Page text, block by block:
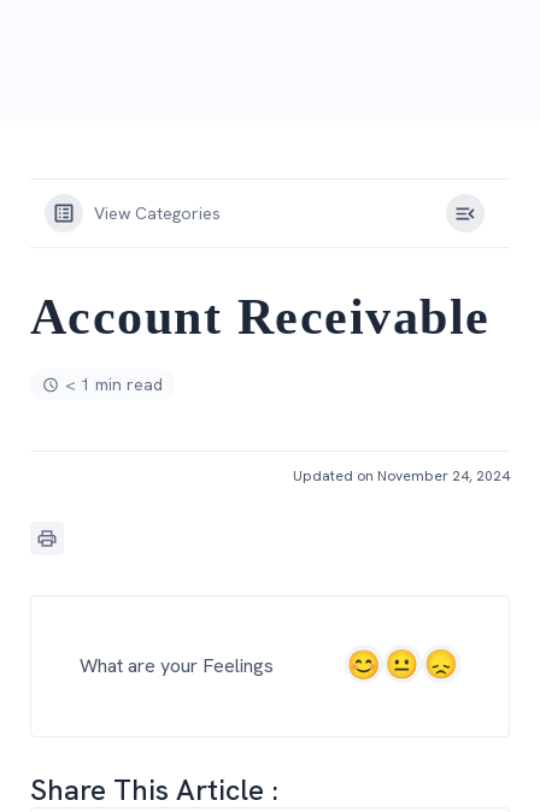
View Categories
Account Receivable
< 1 min read
Updated on November 24, 2024
What are your Feelings
Share This Article :